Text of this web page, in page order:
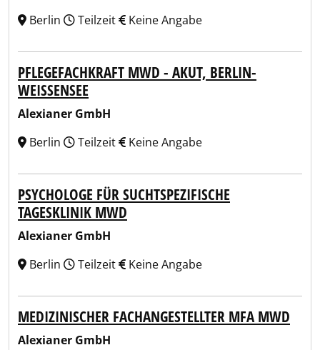
Berlin
Teilzeit Keine Angabe
PFLEGEFACHKRAFT MWD - AKUT, BERLIN-
WEISSENSEE
Alexianer GmbH
Berlin
Teilzeit Keine Angabe
PSYCHOLOGE FÜR SUCHTSPEZIFISCHE
TAGESKLINIK MWD
Alexianer GmbH
Berlin
Teilzeit Keine Angabe
MEDIZINISCHER FACHANGESTELLTER MFA MWD
Alexianer GmbH